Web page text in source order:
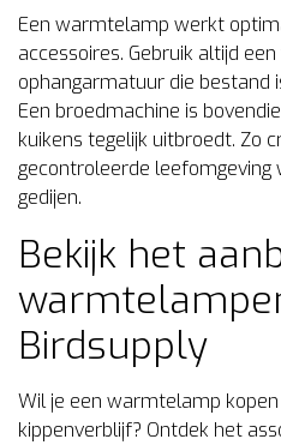
Een warmtelamp werkt
accessoires. Gebruik altijd
ophangarmatuur die bestand
Een broedmachine is
kuikens tegelijk uitbroedt. Zo
gecontroleerde leefomgeving
gedijen.
Bekijk het
Birdsupply
Wil je een warmtelamp
kippenverblijf? Ontdek het